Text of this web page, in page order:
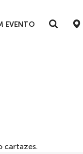
EVENTO
cartazes.